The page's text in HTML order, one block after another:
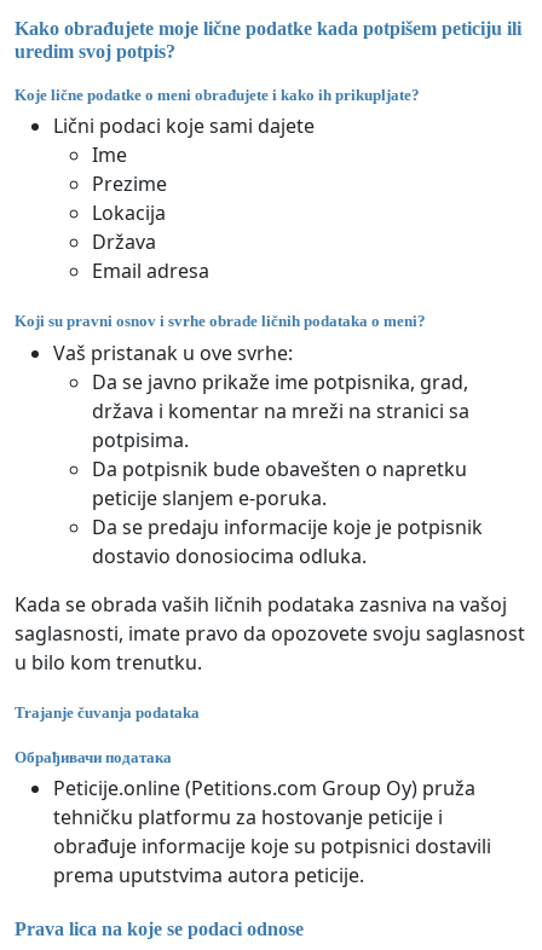
Kako obrađujete moje lične podatke kada potpišem peticiju ili
uredim svoj potpis?
Koje lične podatke o meni obrađujete i kako ih prikupljate?
Lični podaci koje sami dajete
Ime
Prezime
Lokacija
Država
Email adresa
Koji su pravni osnov i svrhe obrade ličnih podataka o meni?
Vaš pristanak u ove svrhe:
Da se javno prikaže ime potpisnika, grad,
država i komentar na mreži na stranici sa
potpisima.
Da potpisnik bude obavešten o napretku
peticije slanjem e-poruka.
Da se predaju informacije koje je potpisnik
dostavio donosiocima odluka.
Kada se obrada vaših ličnih podataka zasniva na vašoj
saglasnosti, imate pravo da opozovete svoju saglasnost
u bilo kom trenutku.
Trajanje čuvanja podataka
Обрађивачи података
Peticije.online (Petitions.com Group Oy) pruža
tehničku platformu za hostovanje peticije i
obrađuje informacije koje su potpisnici dostavili
prema uputstvima autora peticije.
Prava lica na koje se podaci odnose